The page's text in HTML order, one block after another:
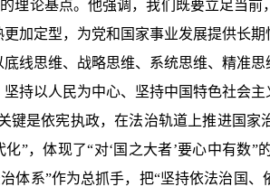
论基点。他强调，我们既要立足当
加定型，为党和国家事业发展提供长期
线思维、战略思维、系统思维、精准
持以人民为中心、坚持中国特色社会
是依宪执政，在法治轨道上推进国
”，体现了“对‘国之大者’要心中有数
系”作为总抓手，把“坚持依法治国